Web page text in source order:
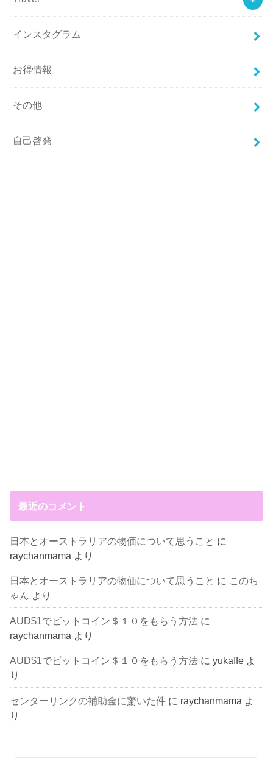
インスタグラム
お得情報
その他
自己啓発
最近のコメント
日本とオーストラリアの物価について思うこと に
raychanmama より
日本とオーストラリアの物価について思うこと に このち
ゃん より
AUD$1でビットコイン＄１０をもらう方法 に
raychanmama より
AUD$1でビットコイン＄１０をもらう方法 にyukaffe よ
り
センターリンクの補助金に驚いた件 に raychanmama よ
り